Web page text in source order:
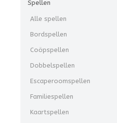
Spellen
Alle spellen
Bordspellen
Coöpspellen
Dobbelspellen
Escaperoomspellen
Familiespellen
Kaartspellen